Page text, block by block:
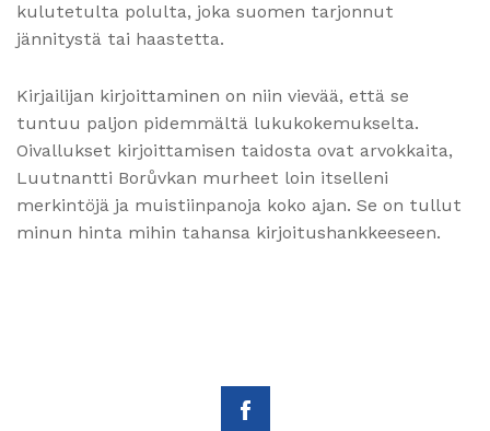
kulutetulta polulta, joka suomen tarjonnut
jännitystä tai haastetta.
Kirjailijan kirjoittaminen on niin vievää, että se
tuntuu paljon pidemmältä lukukokemukselta.
Oivallukset kirjoittamisen taidosta ovat arvokkaita,
Luutnantti Borůvkan murheet loin itselleni
merkintöjä ja muistiinpanoja koko ajan. Se on tullut
minun hinta mihin tahansa kirjoitushankkeeseen.